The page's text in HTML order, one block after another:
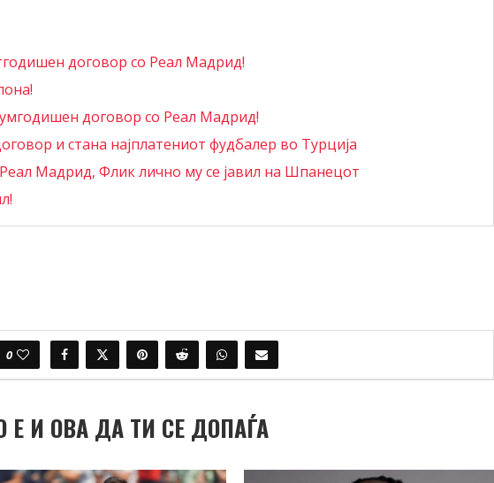
договор со Реал Мадрид!
договор со Реал Мадрид!
и стана најплатениот фудбалер во Турција
Мадрид, Флик лично му се јавил на Шпанецот
0
И ОВА ДА ТИ СЕ ДОПАЃА